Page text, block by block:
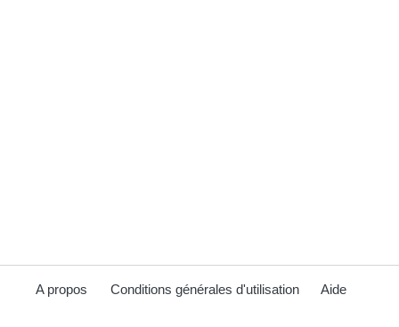
A propos Conditions générales d'utilisation Aide